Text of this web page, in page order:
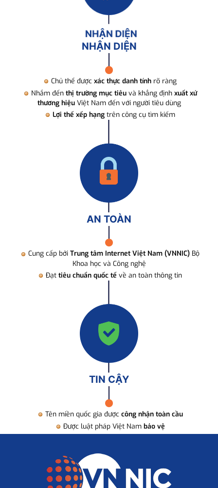
NHẬN DIỆN
Chủ thể được xác thực danh tính rõ ràng
Nhắm đến thị trường mục tiêuvà khẳng định xuất xứ
thương hiệuViệt Nam đến với người tiêu dùng
Lợi thế xếp hạng trên công cụ tìm kiếm
AN TOÀN
Cung cấp bởi Trung tâm Internet Việt Nam (VNNIC) Bộ
Khoa học và Công nghệ
Đạt tiêu chuẩn quốc tế về an toàn thông tin
TIN CẬY
Tên miền quốc gia được công nhận toàn cầu
Được luật pháp Việt Nam bảo vệ